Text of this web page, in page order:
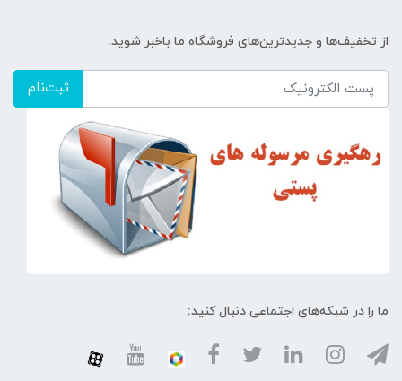
از تخفیف‌ها و جدیدترین‌های فروشگاه ما باخبر شوید:
ثبت‌نام
ما را در شبکه‌های اجتماعی دنبال کنید: